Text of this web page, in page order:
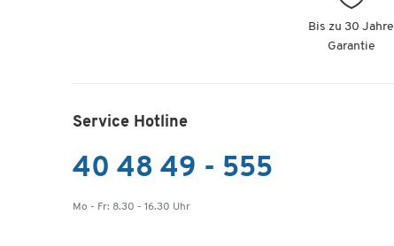
Bis zu 30 Jahre
Garantie
Service Hotline
40 48 49 - 555
Mo - Fr: 8.30 - 16.30 Uhr